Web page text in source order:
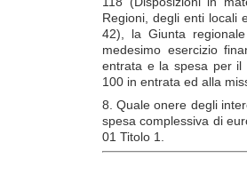
Regioni, degli enti locali
42), la Giunta
medesimo esercizio
entrata e la spesa per il
100 in entrata ed alla
8. Quale onere degli
spesa complessiva di
01 Titolo 1.